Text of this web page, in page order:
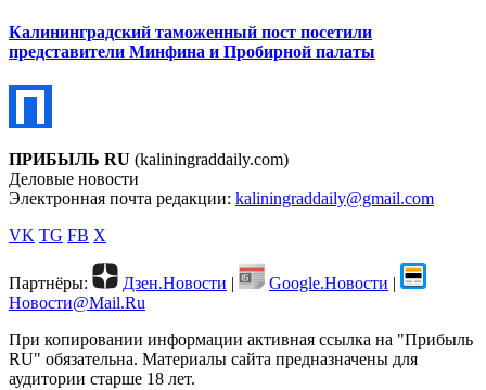
Калининградский таможенный пост посетили
представители Минфина и Пробирной палаты
ПРИБЫЛЬ RU (kaliningraddaily.com)
Деловые новости
Электронная почта редакции: kaliningraddaily@gmail.com
VK TG FB X
Партнёры: Дзен.Новости | Google.Новости |
Новости@Mail.Ru
При копировании информации активная ссылка на "Прибыль
RU" обязательна. Материалы сайта предназначены для
аудитории старше 18 лет.